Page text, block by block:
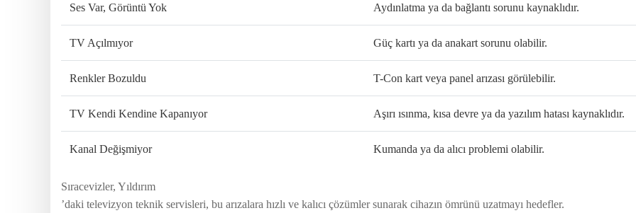
Ses Var, Görüntü Yok Aydınlatma ya da bağlantı sorunu kaynaklıdır.
TV Açılmıyor Güç kartı ya da anakart sorunu olabilir.
Renkler Bozuldu T-Con kart veya panel arızası görülebilir.
TV Kendi Kendine Kapanıyor Aşırı ısınma, kısa devre ya da yazılım hatası kaynaklıdır.
Kanal Değişmiyor Kumanda ya da alıcı problemi olabilir.
Sıracevizler, Yıldırım
’daki televizyon teknik servisleri, bu arızalara hızlı ve kalıcı çözümler sunarak cihazın ömrünü uzatmayı hedefler.